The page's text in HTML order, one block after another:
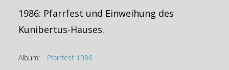
1986: Pfarrfest und Einweihung des
Kunibertus-Hauses.
Album: Pfarrfest 1986